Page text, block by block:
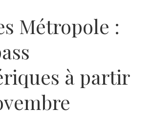
Métropole :
à partir